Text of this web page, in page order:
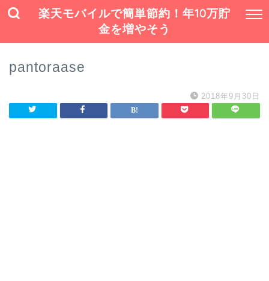
楽天モバイルで簡単節約！年10万貯
金を増やそう
pantoraase
2018年9月30日